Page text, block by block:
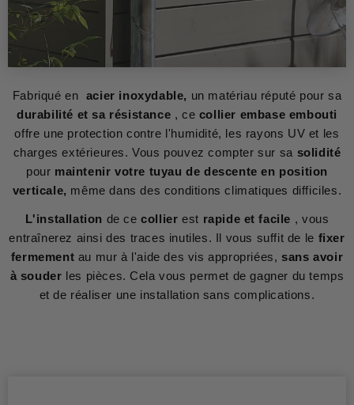
Fabriqué en acier inoxydable, un matériau réputé pour sa
durabilité et sa résistance , ce collier embase embouti
offre une protection contre l'humidité, les rayons UV et les
charges extérieures. Vous pouvez compter sur sa solidité
pour maintenir votre tuyau de descente en position
verticale, même dans des conditions climatiques difficiles.
L'installation de cecollier est rapide et facile , vous
entraînerez ainsi des traces inutiles. Il vous suffit de le fixer
fermement au mur à l'aide des vis appropriées, sans avoir
à souder les pièces. Cela vous permet de gagner du temps
et de réaliser une installation sans complications.